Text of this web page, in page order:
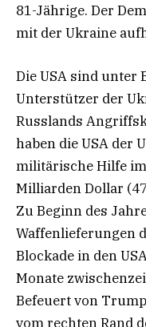
81-Jährige. Der
mit der Ukraine
Die USA sind unter
Unterstützer der
Russlands
haben die USA der
militärische Hilfe
Milliarden Dollar
Zu Beginn des
Waffenlieferungen
Blockade in den
Monate
Befeuert von
vom rechten Rand